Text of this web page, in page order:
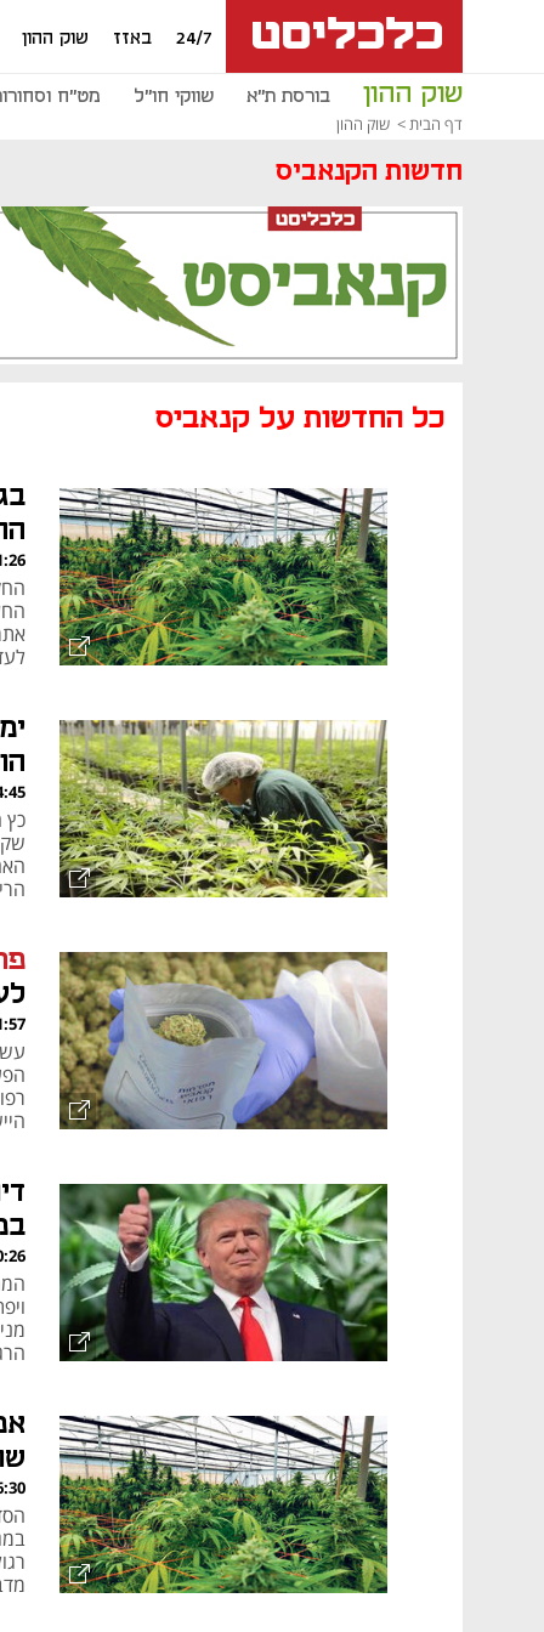
24/7 באזז שוק ההון
שוק ההון בורסת ת"א שווקי חו"ל מט"ח
דף הבית שוק ההון
חדשות הקנאביס
כל החדשות על קנאביס
29.07.26
06.05.26
כץ
03.05.26
22.04.26
28.12.25